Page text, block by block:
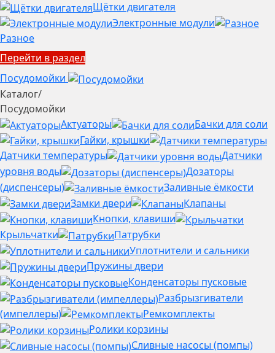
Щётки двигателя
Электронные модули
Разное
Перейти в раздел
Посудомойки
Каталог/
Посудомойки
Актуаторы
Бачки для соли
Гайки, крышки
Датчики температуры
Датчики
уровня воды
Дозаторы
(диспенсеры)
Заливные ёмкости
Замки двери
Клапаны
Кнопки, клавиши
Крыльчатки
Патрубки
Уплотнители и сальники
Пружины двери
Конденсаторы пусковые
Разбрызгиватели
(импеллеры)
Ремкомплекты
Ролики корзины
Сливные насосы (помпы)